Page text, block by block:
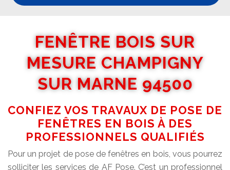
FENÊTRE BOIS SUR
MESURE CHAMPIGNY
SUR MARNE 94500
CONFIEZ VOS TRAVAUX DE POSE DE
FENÊTRES EN BOIS À DES
PROFESSIONNELS QUALIFIÉS
Pour un projet de pose de fenêtres en bois, vous pourrez
solliciter les services de AF Pose. C’est un professionnel